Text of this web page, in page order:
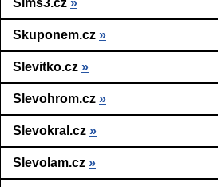
Sims3.cz »
Skuponem.cz »
Slevitko.cz »
Slevohrom.cz »
Slevokral.cz »
Slevolam.cz »